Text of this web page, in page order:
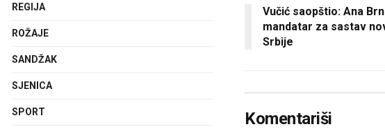
Vučić saopštio: Ana
mandatar za sastav
Srbije
Komentariši
REGIJA
ROŽAJE
SANDŽAK
SJENICA
SPORT